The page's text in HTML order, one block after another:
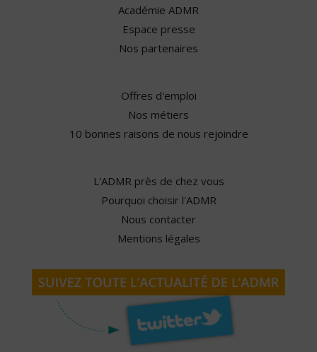
Académie ADMR
Espace presse
Nos partenaires
Offres d'emploi
Nos métiers
10 bonnes raisons de nous rejoindre
L'ADMR près de chez vous
Pourquoi choisir l'ADMR
Nous contacter
Mentions légales